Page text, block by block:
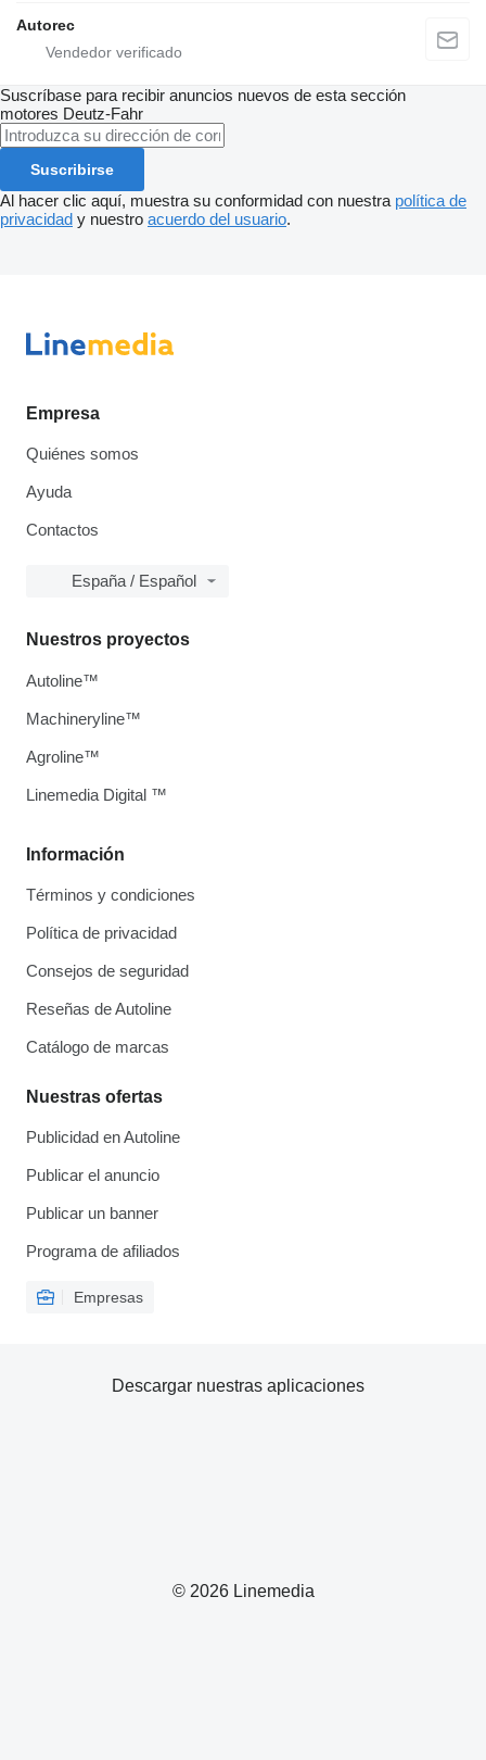
Autorec
Suscríbase para recibir anuncios nuevos de esta sección
motores Deutz-Fahr
Suscribirse
Al hacer clic aquí, muestra su conformidad con nuestra política de
privacidad y nuestro acuerdo del usuario.
Empresa
Quiénes somos
Ayuda
Contactos
España / Español
Información
Términos y condiciones
Política de privacidad
Consejos de seguridad
Reseñas de Autoline
Catálogo de marcas
Nuestras ofertas
Publicidad en Autoline
Publicar el anuncio
Publicar un banner
Programa de afiliados
Empresas
Nuestros proyectos
Autoline™
Machineryline™
Agroline™
Linemedia Digital ™
© 2026 Linemedia
Descargar nuestras aplicaciones